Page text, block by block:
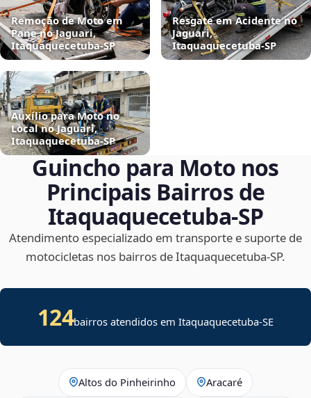
Remoção de Moto em
Pane no Jaguari,
Itaquaquecetuba‑SP
Resgate em Acidente no
Jaguari,
Itaquaquecetuba‑SP
Auxílio para Moto no
Local no Jaguari,
Itaquaquecetuba‑SP
Guincho para Moto nos
Principais Bairros de
Itaquaquecetuba‑SP
Atendimento especializado em transporte e suporte de
motocicletas nos bairros de Itaquaquecetuba‑SP.
124bairros atendidos emItaquaquecetuba-SE
Altos do Pinheirinho Aracaré